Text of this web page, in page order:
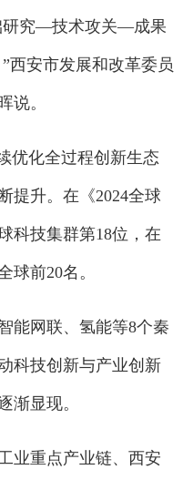
研究—技术攻关—成果
西安市发展和改革委员
说。
化全过程创新生态
提升。在《2024全球
科技集群第18位，在
球前20名。
网联、氢能等8个秦
科技创新与产业创新
渐显现。
重点产业链、西安